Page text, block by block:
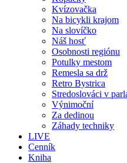
Kvízovačka
Na bicykli krajom
Na slovíčko
Náš hosť
Osobnosti regiónu
Potulky mestom
Remesla sa drž
Retro Bystrica
Stredoslováci v
Výnimoční
Za dedinou
Záhady techniky
LIVE
Cenník
Kniha